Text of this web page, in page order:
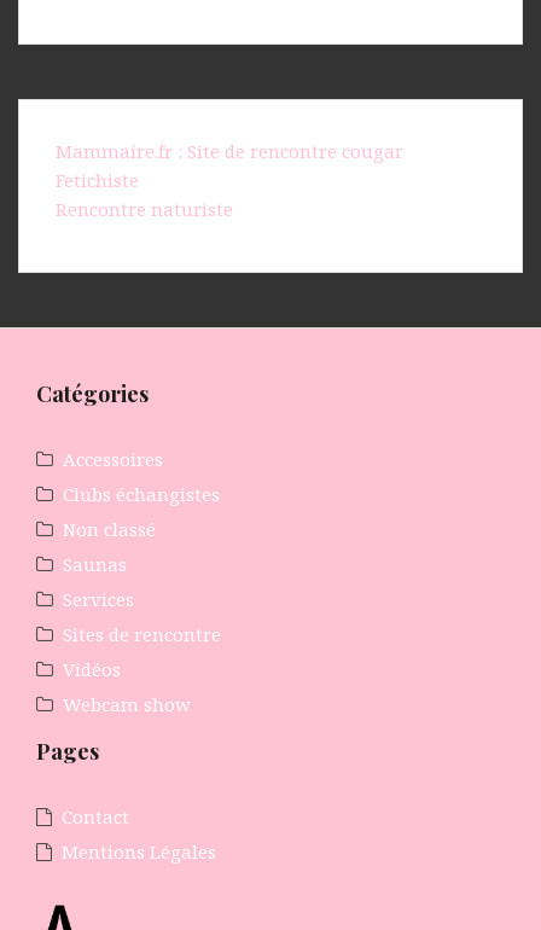
Mammaire.fr : Site de rencontre cougar
Fetichiste
Rencontre naturiste
Catégories
Accessoires
Clubs échangistes
Non classé
Saunas
Services
Sites de rencontre
Vidéos
Webcam show
Pages
Contact
Mentions Légales